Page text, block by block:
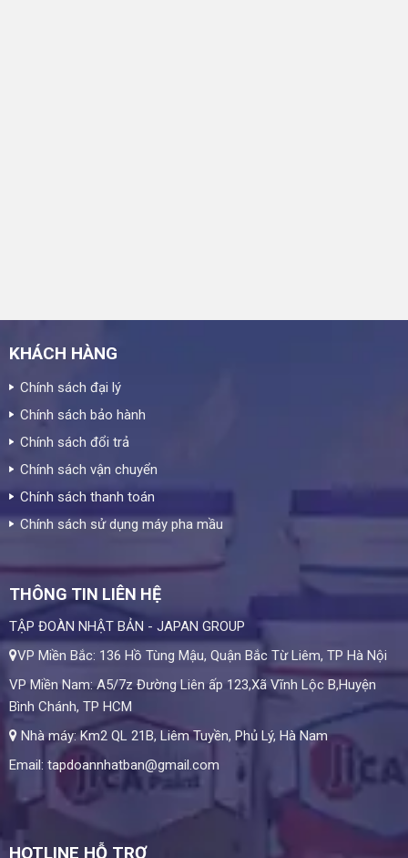
KHÁCH HÀNG
Chính sách đại lý
Chính sách bảo hành
Chính sách đổi trả
Chính sách vận chuyển
Chính sách thanh toán
Chính sách sử dụng máy pha mầu
THÔNG TIN LIÊN HỆ
TẬP ĐOÀN NHẬT BẢN - JAPAN GROUP
VP Miền Bắc: 136 Hồ Tùng Mậu, Quận Bắc Từ Liêm, TP Hà Nội
VP Miền Nam: A5/7z Đường Liên ấp 123,Xã Vĩnh Lộc B,Huyện
Bình Chánh, TP HCM
Nhà máy: Km2 QL 21B, Liêm Tuyền, Phủ Lý, Hà Nam
Email: tapdoannhatban@gmail.com
HOTLINE HỖ TRỢ